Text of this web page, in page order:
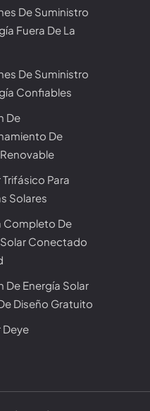
De Suministro
Fuera De La
De Suministro
Confiables
De
De
Para
Solares
Completo De
Conectado
De Energía Solar
Diseño Gratuito
Deye